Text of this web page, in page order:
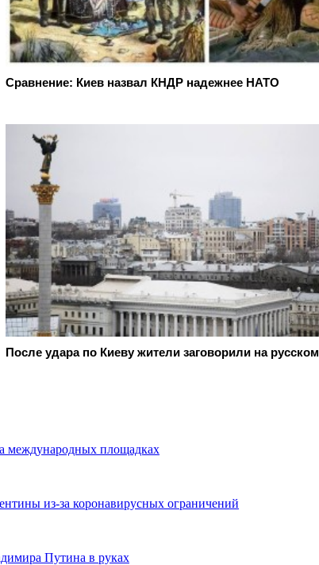
Сравнение: Киев назвал КНДР надежнее НАТО
После удара по Киеву жители заговорили на русском
международных площадках
из-за коронавирусных ограничений
Путина в руках